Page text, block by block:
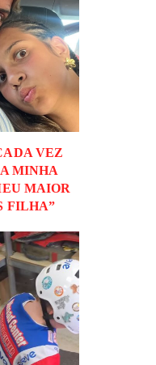
VEZ
MINHA
MAIOR
FILHA”